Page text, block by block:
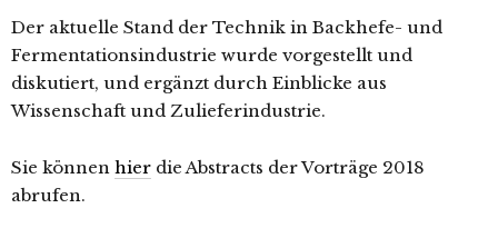
Der aktuelle Stand der Technik in Backhefe- und
Fermentationsindustrie wurde vorgestellt und
diskutiert, und ergänzt durch Einblicke aus
Wissenschaft und Zulieferindustrie.
Sie können hier die Abstracts der Vorträge 2018
abrufen.